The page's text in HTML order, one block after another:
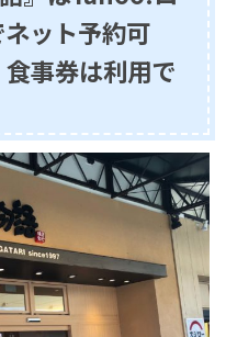
ット予約可
事券は利用で